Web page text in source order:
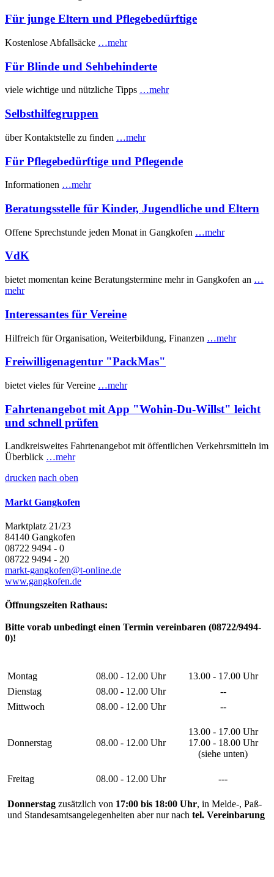
Für junge Eltern und Pflegebedürftige
Kostenlose Abfallsäcke …mehr
Für Blinde und Sehbehinderte
viele wichtige und nützliche Tipps …mehr
Selbsthilfegruppen
über Kontaktstelle zu finden …mehr
Für Pflegebedürftige und Pflegende
Informationen …mehr
Beratungsstelle für Kinder, Jugendliche und Eltern
Offene Sprechstunde jeden Monat in Gangkofen …mehr
VdK
bietet momentan keine Beratungstermine mehr in Gangkofen an …
mehr
Interessantes für Vereine
Hilfreich für Organisation, Weiterbildung, Finanzen …mehr
Freiwilligenagentur "PackMas"
bietet vieles für Vereine …mehr
Fahrtenangebot mit App "Wohin-Du-Willst" leicht
und schnell prüfen
Landkreisweites Fahrtenangebot mit öffentlichen Verkehrsmitteln im
Überblick …mehr
drucken nach oben
Markt Gangkofen
Marktplatz 21/23
84140 Gangkofen
08722 9494 - 0
08722 9494 - 20
markt-gangkofen@t-online.de
www.gangkofen.de
Öffnungszeiten Rathaus:
Bitte vorab unbedingt einen Termin vereinbaren (08722/9494-
0)!
Montag 08.00 - 12.00 Uhr
13.00 - 17.00 Uhr
Dienstag
08.00 - 12.00 Uhr
--
Mittwoch
08.00 - 12.00 Uhr --
Donnerstag 08.00 - 12.00 Uhr
13.00 - 17.00 Uhr
17.00 - 18.00 Uhr
(siehe unten)
Freitag 08.00 - 12.00 Uhr ---
Donnerstag zusätzlich von 17:00 bis 18:00 Uhr, in Melde-, Paß-
und Standesamtsangelegenheiten aber nur nach tel. Vereinbarung